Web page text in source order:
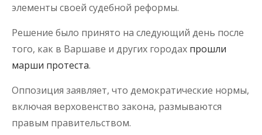
элементы своей судебной реформы.
Решение было принято на следующий день после
того, как в Варшаве и других городах прошли
марши протеста.
Оппозиция заявляет, что демократические нормы,
включая верховенство закона, размываются
правым правительством.